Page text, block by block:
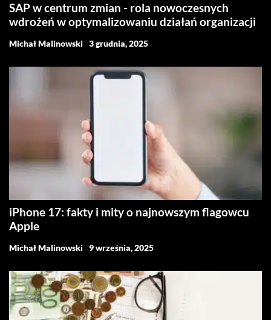
SAP w centrum zmian - rola nowoczesnych
wdrożeń w optymalizowaniu działań organizacji
Michał Malinowski 3 grudnia, 2025
iPhone 17: fakty i mity o najnowszym flagowcu
Apple
Michał Malinowski 9 września, 2025